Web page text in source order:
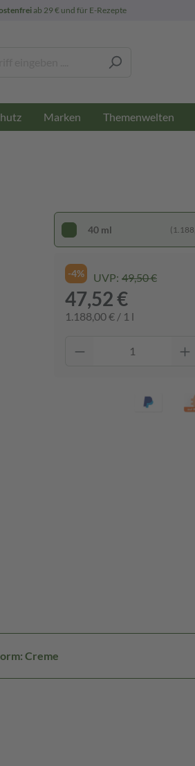
ab 29 € und für E-Rezepte
Marken Themenwelten
40 ml
-4% UVP: 49,50 €
47,52 €
1.188,00 € / 1 l
Creme